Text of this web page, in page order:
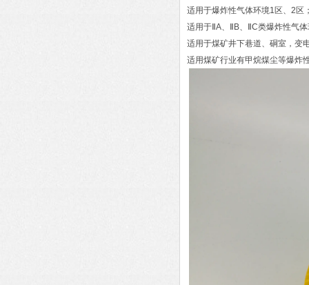
适用于爆炸性气体环境1区、2区
适用于ⅡA、ⅡB、ⅡC类爆炸性气
适用于煤矿井下巷道、硐室，变
适用煤矿行业有甲烷煤尘等爆炸